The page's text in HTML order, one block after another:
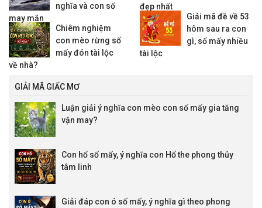
nghĩa và con số
may mắn
Chiêm nghiệm
con mèo rừng số
mấy đón tài lộc
về nhà?
đẹp nhất
Giải mã đề về 53
hôm sau ra con
gì, số mấy nhiều
tài lộc
GIẢI MÃ GIẤC MƠ
Luận giải ý nghĩa con mèo con số mấy gia tăng
vận may?
Con hổ số mấy, ý nghĩa con Hổ the phong thủy
tâm linh
Giải đáp con ó số mấy, ý nghĩa gì theo phong